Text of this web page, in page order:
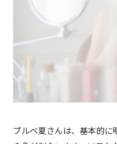
ブルベ夏さんは、基本的